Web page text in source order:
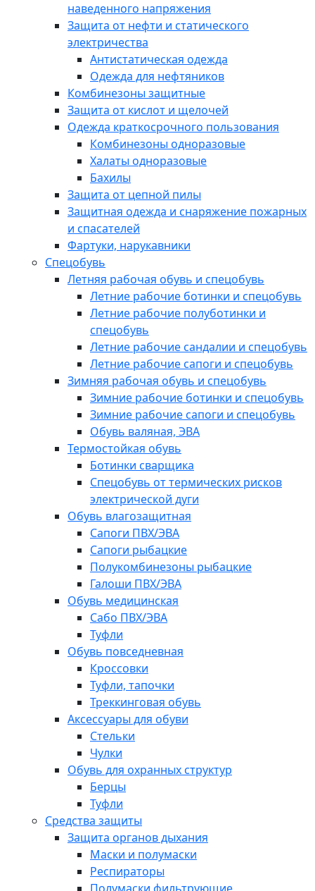
наведенного напряжения
Защита от нефти и статического
электричества
Антистатическая одежда
Одежда для нефтяников
Комбинезоны защитные
Защита от кислот и щелочей
Одежда краткосрочного пользования
Комбинезоны одноразовые
Халаты одноразовые
Бахилы
Защита от цепной пилы
Защитная одежда и снаряжение пожарных
и спасателей
Фартуки, нарукавники
Спецобувь
Летняя рабочая обувь и спецобувь
Летние рабочие ботинки и спецобувь
Летние рабочие полуботинки и
спецобувь
Летние рабочие сандалии и спецобувь
Летние рабочие сапоги и спецобувь
Зимняя рабочая обувь и спецобувь
Зимние рабочие ботинки и спецобувь
Зимние рабочие сапоги и спецобувь
Обувь валяная, ЭВА
Термостойкая обувь
Ботинки сварщика
Спецобувь от термических рисков
электрической дуги
Обувь влагозащитная
Сапоги ПВХ/ЭВА
Сапоги рыбацкие
Полукомбинезоны рыбацкие
Галоши ПВХ/ЭВА
Обувь медицинская
Сабо ПВХ/ЭВА
Туфли
Обувь повседневная
Кроссовки
Туфли, тапочки
Треккинговая обувь
Аксессуары для обуви
Стельки
Чулки
Обувь для охранных структур
Берцы
Туфли
Средства защиты
Защита органов дыхания
Маски и полумаски
Респираторы